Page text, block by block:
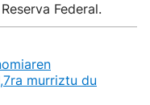
Federal.
murriztu du